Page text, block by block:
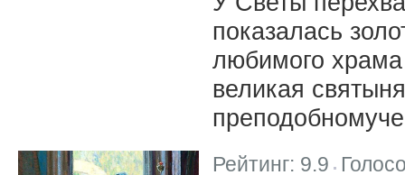
показалась
любимого
великая
Рейтинг: 9.9